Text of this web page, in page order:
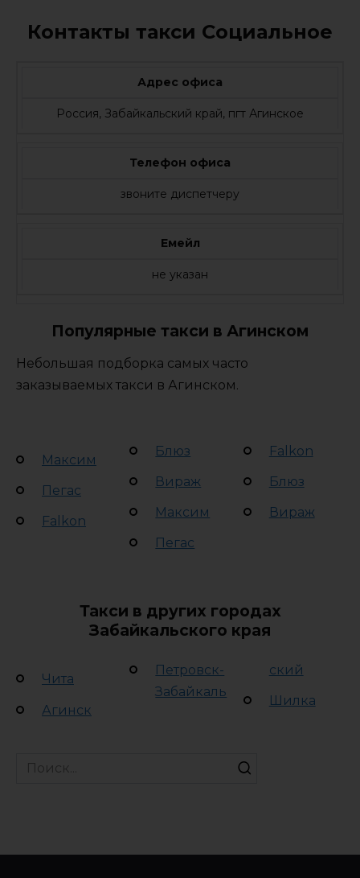
Контакты такси Социальное
Адрес офиса
Россия, Забайкальский край, пгт Агинское
Телефон офиса
звоните диспетчеру
Емейл
не указан
Популярные такси в Агинском
Небольшая подборка самых часто
заказываемых такси в Агинском.
Максим
Пегас
Falkon
Блюз
Вираж
Максим
Пегас
Falkon
Блюз
Вираж
Такси в других городах
Забайкальского края
Чита
Агинск
Петровск-
Забайкаль
ский
Шилка
Search